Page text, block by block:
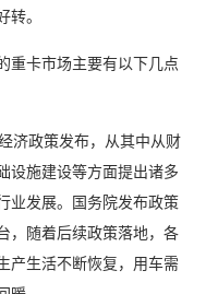
转。
重卡市场主要有以下几点
济政策发布，从其中从财
设施建设等方面提出诸多
业发展。国务院发布政策
，随着后续政策落地，各
产生活不断恢复，用车需